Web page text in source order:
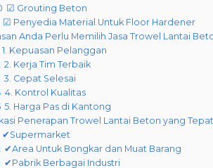
☑ Grouting Beton
☑ Penyedia Material Untuk Floor Hardener
Anda Perlu Memilih Jasa Trowel Lantai
1. Kepuasan Pelanggan
2. Kerja Tim Terbaik
3. Cepat Selesai
4. Kontrol Kualitas
5. Harga Pas di Kantong
Penerapan Trowel Lantai Beton yang Tepat
✔Supermarket
✔Area Untuk Bongkar dan Muat Barang
✔Pabrik Berbagai Industri